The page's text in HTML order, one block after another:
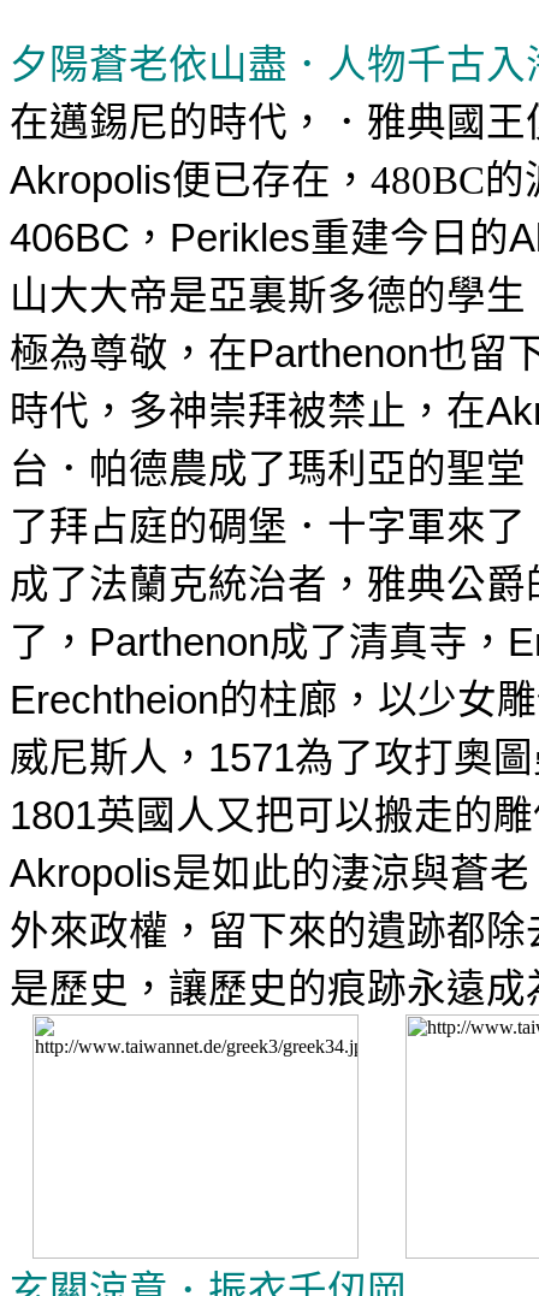
夕陽蒼老依山盡． 人物千古入
在邁錫尼的時代 ， ． 雅典國
Akropolis便已存在， 480BC的
406BC ， Perikles重建今日的
山大大帝是亞裏斯多德的學
極為尊敬，在Parthenon也留
時代，多神崇拜被禁止，在
台． 帕德農成了瑪利亞的聖
了拜占庭的碉堡．十字軍來
成了法蘭克統治者，雅典公
了， Parthenon成了清真寺，
Erechtheion的柱廊，以少女
威尼斯人， 1571為了攻打奧
1801英國人又把可以搬走的
Akropolis是如此的淒涼與蒼
外來政權，留下來的遺跡都
是歷史，讓歷史的痕跡永遠